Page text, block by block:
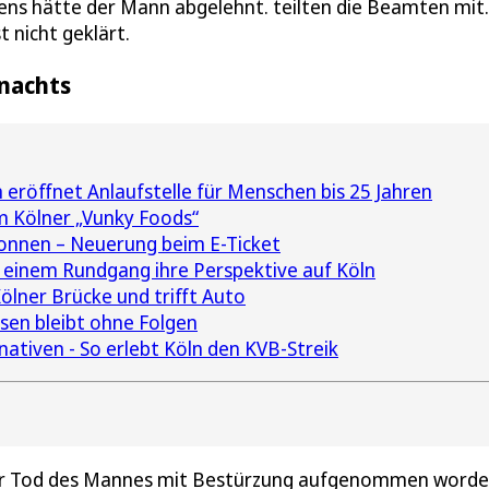
hätte der Mann abgelehnt. teilten die Beamten
nicht geklärt.
eröffnet Anlaufstelle für Menschen bis 25 Jahren
„Vunky Foods“
– Neuerung beim E-Ticket
Rundgang ihre Perspektive auf Köln
Brücke und trifft Auto
bleibt ohne Folgen
- So erlebt Köln den KVB-Streik
Tod des Mannes mit Bestürzung aufgenommen